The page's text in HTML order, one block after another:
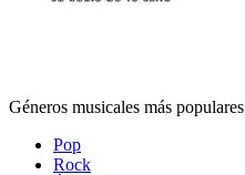
Géneros musicales más populares
Pop
Rock